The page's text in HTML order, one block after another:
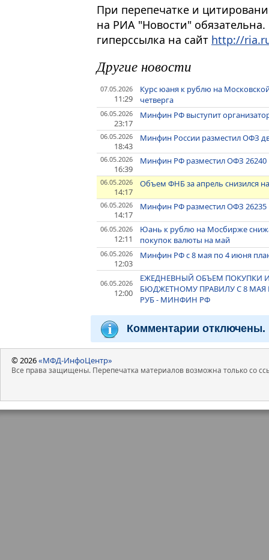
При перепечатке и
на РИА "Новости"
гиперссылка на сайт http://
Другие новости
07.05.2026
11:29
Курс юаня к рублю на
четверга
06.05.2026
23:17
Минфин РФ выступит
06.05.2026
18:43
Минфин России разместил ОФЗ
06.05.2026
16:39
Минфин РФ разместил ОФЗ 26240
06.05.2026
14:17
Объем ФНБ за апрель снизился
06.05.2026
14:17
Минфин РФ разместил ОФЗ 26235
06.05.2026
12:11
Юань к рублю на Мосбирже
покупок валюты на май
06.05.2026
12:03
Минфин РФ с 8 мая по 4 июня
06.05.2026
12:00
ЕЖЕДНЕВНЫЙ ОБЪЕМ ПОКУПКИ
БЮДЖЕТНОМУ ПРАВИЛУ С 8 МАЯ
РУБ - МИНФИН РФ
Комментарии отключены.
© 2026«МФД-ИнфоЦентр»
Все права защищены. Перепечатка материалов возможна только со